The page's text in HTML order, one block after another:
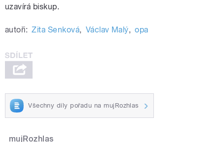
uzavírá biskup.
autoři: Zita Senková, Václav Malý, opa
Všechny díly pořadu na mujRozhlas
mujRozhlas